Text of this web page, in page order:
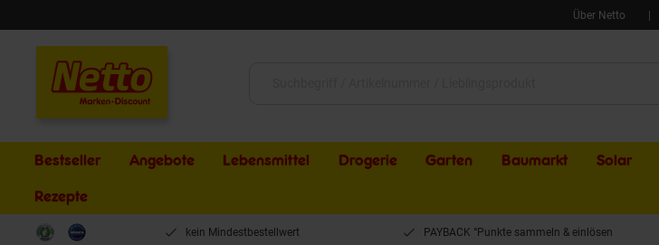
Über Netto
Bestseller Angebote Lebensmittel Drogerie Garten Baumarkt Solar
Rezepte
kein Mindestbestellwert PAYBACK °Punkte sammeln & einlösen